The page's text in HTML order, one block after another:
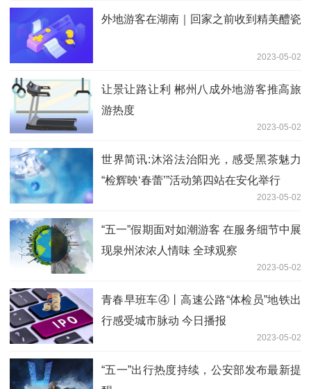
外地游客在湖南｜回家之前收到精美醴瓷
2023-05-02
让景让路让利 郴州八成外地游客推高旅
游热度
2023-05-02
世界简讯:沐浴法治阳光，感受黑茶魅力
“检辉映‘春蕾’”活动第四站在安化举行
2023-05-02
“五一”假期面对如潮游客 在服务细节中展
现泉州浓浓人情味 全球观察
2023-05-02
青春早班车④丨高速公路“体检员”地铁出
行感受城市脉动 今日播报
2023-05-02
“五一”出行热度持续，公安部发布最新提